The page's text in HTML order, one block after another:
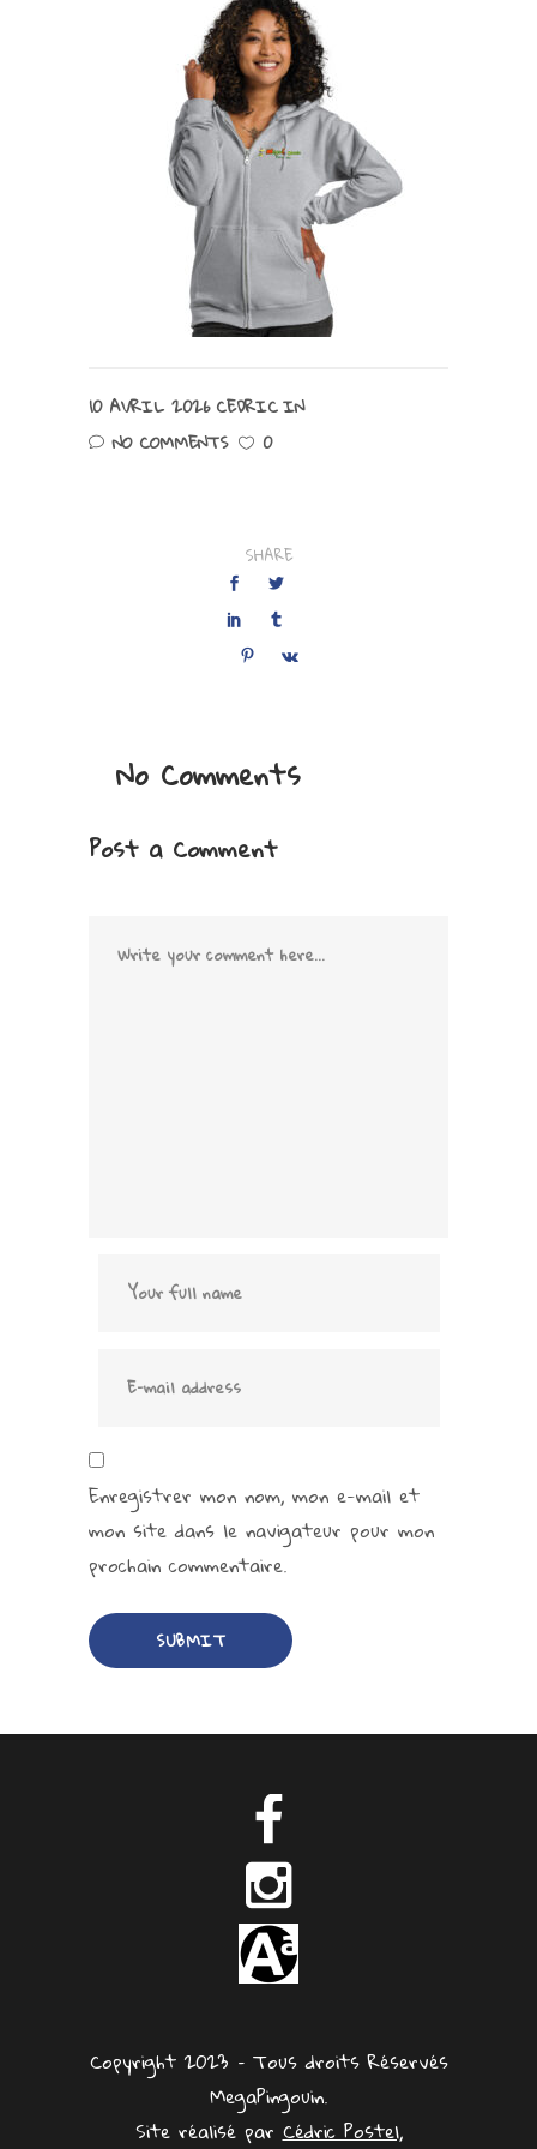
10 AVRIL 2026CEDRICIN
NO COMMENTS
0
SHARE
No Comments
Post a Comment
Enregistrer mon nom, mon e-mail et
mon site dans le navigateur pour mon
prochain commentaire.
Copyright 2023 – Tous droits Réservés
MegaPingouin.
Site réalisé parCédric Postel,